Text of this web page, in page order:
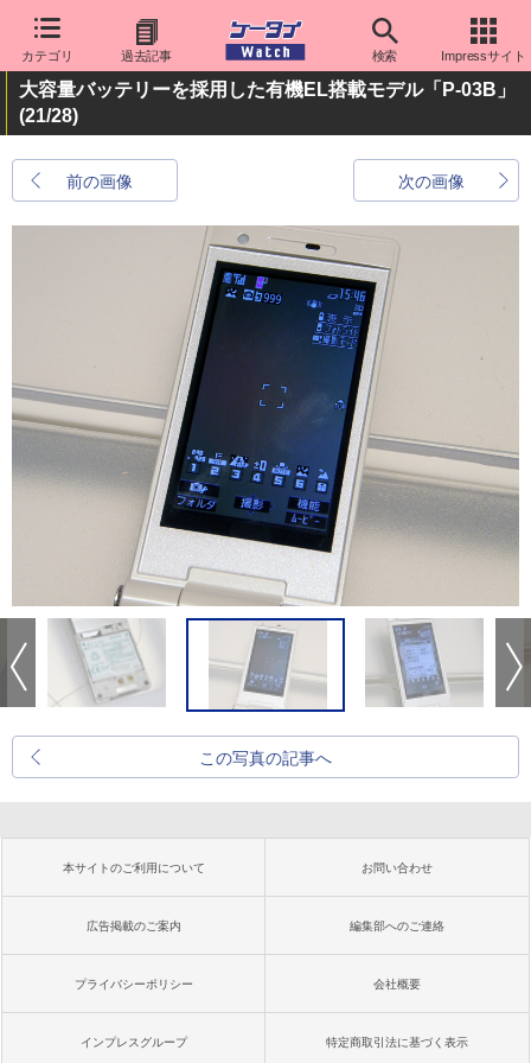
カテゴリ 過去記事 検索 Impressサイト
大容量バッテリーを採用した有機EL搭載モデル「P-03B」
(21/28)
前の画像 次の画像
この写真の記事へ
本サイトのご利用について お問い合わせ
広告掲載のご案内 編集部へのご連絡
プライバシーポリシー 会社概要
インプレスグループ 特定商取引法に基づく表示